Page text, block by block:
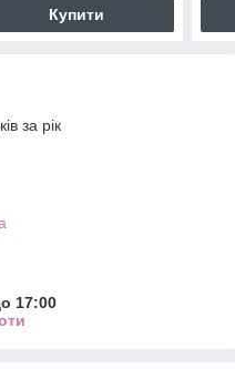
Купити
за рік
17:00